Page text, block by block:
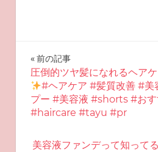
投
稿
ナ
ビ
前の記事
圧倒的ツヤ髪になれるヘア
#ヘアケア #髪質改善 #美
プー #美容液 #shorts #お
#haircare #tayu #pr
美容液ファンデって知って